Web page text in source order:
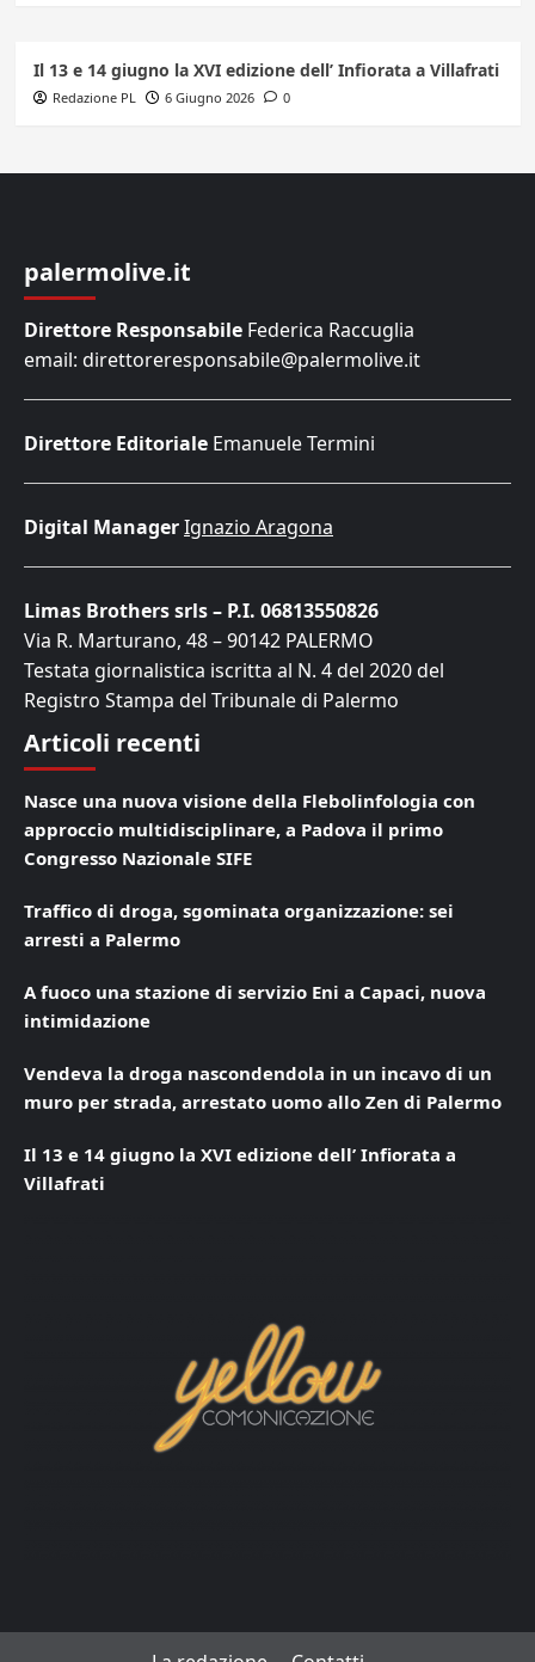
Il 13 e 14 giugno la XVI edizione dell’ Infiorata a Villafrati
Redazione PL 6 Giugno 2026 0
palermolive.it
Direttore Responsabile Federica Raccuglia
email: direttoreresponsabile@palermolive.it
Direttore Editoriale Emanuele Termini
Digital ManagerIgnazio Aragona
Limas Brothers srls – P.I. 06813550826
Via R. Marturano, 48 – 90142 PALERMO
Testata giornalistica iscritta al N. 4 del 2020 del
Registro Stampa del Tribunale di Palermo
Articoli recenti
Nasce una nuova visione della Flebolinfologia con
approccio multidisciplinare, a Padova il primo
Congresso Nazionale SIFE
Traffico di droga, sgominata organizzazione: sei
arresti a Palermo
A fuoco una stazione di servizio Eni a Capaci, nuova
intimidazione
Vendeva la droga nascondendola in un incavo di un
muro per strada, arrestato uomo allo Zen di Palermo
Il 13 e 14 giugno la XVI edizione dell’ Infiorata a
Villafrati